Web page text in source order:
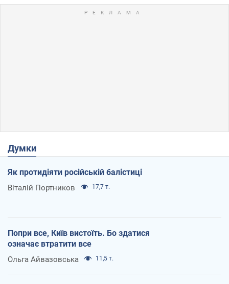
Думки
Як протидіяти російській балістиці
Віталій Портников 17,7 т.
Попри все, Київ вистоїть. Бо здатися
означає втратити все
Ольга Айвазовська 11,5 т.